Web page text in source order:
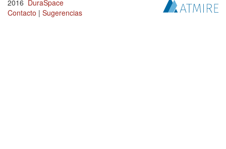
2016 DuraSpace
Contacto | Sugerencias